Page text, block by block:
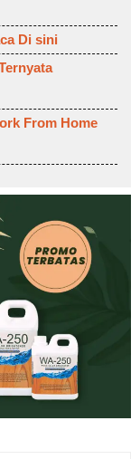
Di sini
From Home